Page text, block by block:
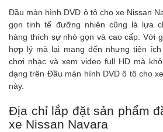
Đầu màn hình DVD ô tô cho xe Nissan
gọn tinh tế đưỡng nhiên cũng là lựa
hàng thích sự nhỏ gọn và cao cấp. Với
hợp lý mà lại mang đến nhưng tiện
chơi nhạc và xem video full HD mà
dạng trên Đầu màn hình DVD ô tô cho
này.
Địa chỉ lắp đặt sản phẩm
xe Nissan Navara